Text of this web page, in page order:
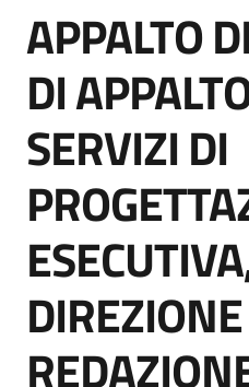
acquisto
Supporto
Piattaforme
telematiche
Salta al contenuto
APPALTO
DI
SERVIZI DI